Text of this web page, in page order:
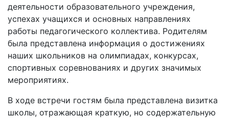
деятельности образовательного учреждения,
успехах учащихся и основных направлениях
работы педагогического коллектива. Родителям
была представлена информация о достижениях
наших школьников на олимпиадах, конкурсах,
спортивных соревнованиях и других значимых
мероприятиях.
В ходе встречи гостям была представлена визитка
школы, отражающая краткую, но содержательную